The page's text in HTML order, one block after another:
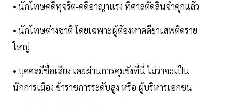
• นักโทษคดีทุจริต-คดีอาญาแรง ที่ศาลตัดสินจำคุกแล้ว
• นักโทษต่างชาติ โดยเฉพาะผู้ต้องหาคดียาเสพติดราย
ใหญ่
• บุคคลมีชื่อเสียง เคยผ่านการคุมขังที่นี่ ไม่ว่าจะเป็น
นักการเมือง ข้าราชการระดับสูง หรือ ผู้บริหารเอกชน